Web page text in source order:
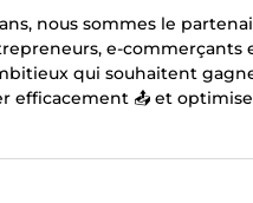
nous sommes le
e-commerçants
qui souhaitent
efficacement 📤 et
des tâches